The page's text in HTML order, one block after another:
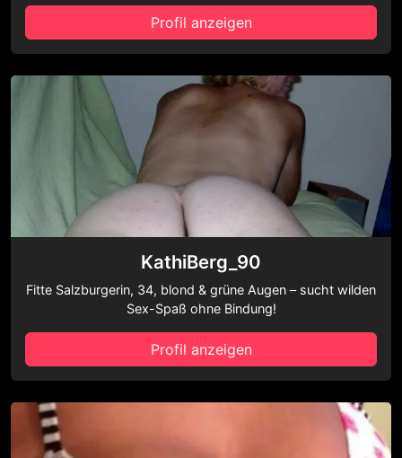
Profil anzeigen
KathiBerg_90
Fitte Salzburgerin, 34, blond & grüne Augen – sucht wilden
Sex-Spaß ohne Bindung!
Profil anzeigen